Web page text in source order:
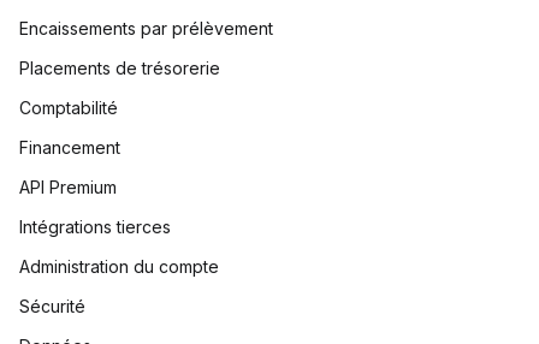
Encaissements par prélèvement
Placements de trésorerie
Comptabilité
Financement
API Premium
Intégrations tierces
Administration du compte
Sécurité